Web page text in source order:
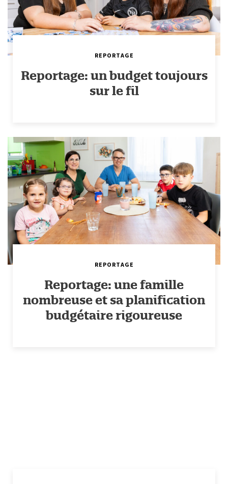
REPORTAGE
Reportage: un budget toujours
sur le fil
REPORTAGE
Reportage: une famille
nombreuse et sa planification
budgétaire rigoureuse